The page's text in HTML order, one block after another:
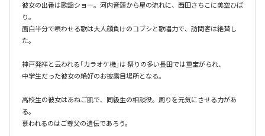
彼女の出番は歌謡ショー。河内音頭から星の流れに、西田さちこに美空ひば
り。
面白半分で唄わせる歌は大人顔負けのコブシと歌唱力で、訪問客は絶賛し
た。
神戸発祥と云われる「カラオケ機｣は 祭りの多い長田では重宝がられ、
中学生だった彼女の絶好のお披露目場所となる。
高校生の彼女はあねご肌で、同級生の相談役。周りを元気にさせる力があ
る。
慕われるのはご尊父の遺伝であろう。